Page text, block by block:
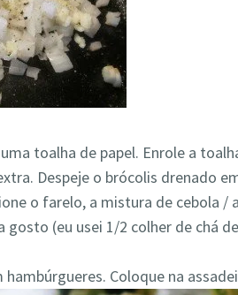
toalha de papel. Enrole a
Despeje o brócolis drenado
o farelo, a mistura de cebola /
gosto (eu usei 1/2 colher de chá
Coloque na